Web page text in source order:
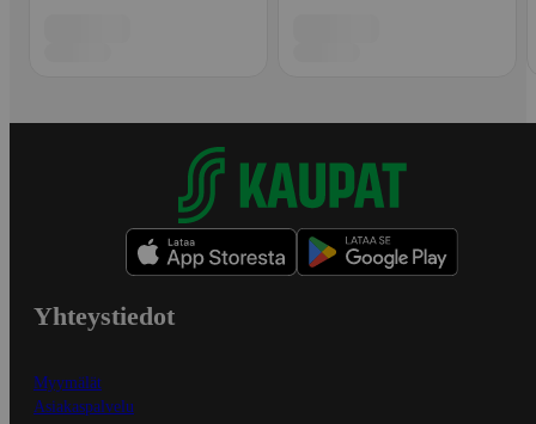
Yhteystiedot
Myymälät
Asiakaspalvelu